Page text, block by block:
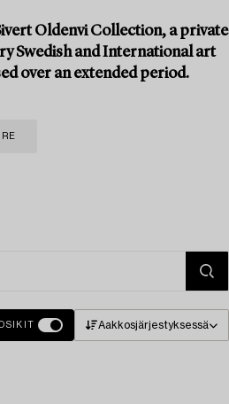
Oldenvi Collection, a private
Swedish and International art
over an extended period.
Aakkosjärjestyksessä